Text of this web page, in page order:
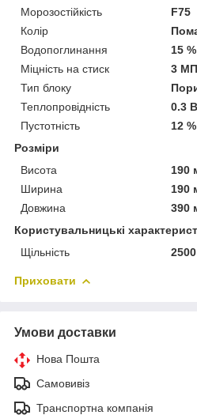
Морозостійкість
F75
Колір
Водопоглинання
15 %
Міцність на стиск
3
Тип блоку
Теплопровідність
0.3
Пустотність
12 %
Розміри
Висота
190
Ширина
190
Довжина
390
Користувальницькі
Щільність
2500
Приховати
Умови доставки
Нова Пошта
Самовивіз
Транспортна компанія